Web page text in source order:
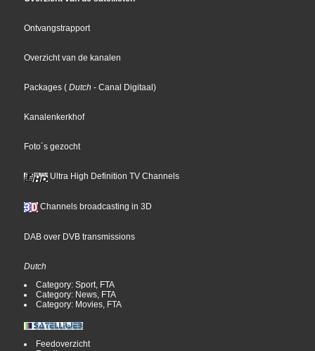
Ontvangstrapport
Overzicht van de kanalen
Packages ( Dutch - Canal Digitaal)
Kanalenkerkhof
Foto´s gezocht
Ultra High Definition TV Channels
Channels broadcasting in 3D
DAB over DVB transmissions
Dutch
Category: Sport, FTA
Category: News, FTA
Category: Movies, FTA
Feedoverzicht